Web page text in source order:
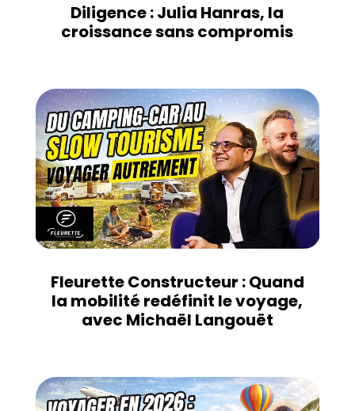
Diligence : Julia Hanras, la
croissance sans compromis
Fleurette Constructeur : Quand
la mobilité redéfinit le voyage,
avec Michaël Langouët